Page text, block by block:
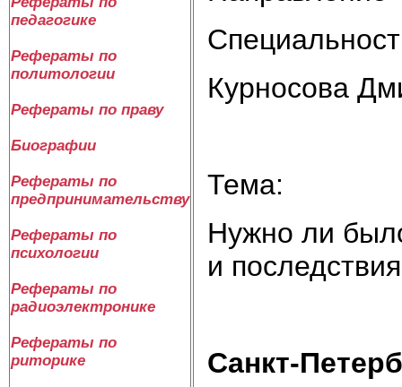
педагогике
Рефераты по
политологии
Рефераты по праву
Биографии
Рефераты по
предпринимательству
Рефераты по
психологии
Рефераты по
радиоэлектронике
Рефераты по
риторике
Курносова
Тема:
Нужно ли
и
Санкт-